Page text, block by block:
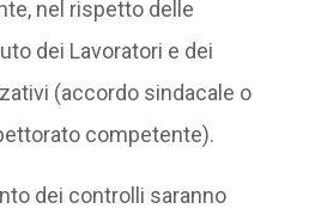
nel rispetto delle
dei Lavoratori e dei
(accordo sindacale o
competente).
dei controlli saranno